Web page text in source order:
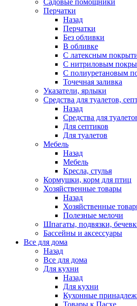
Садовые помощники
Перчатки
Назад
Перчатки
Без обливки
В обливке
С латексным
С нитриловым
С полиуретановым
Точечная заливка
Указатели, ярлыки
Средства для туалетов,
Назад
Средства для
Для септиков
Для туалетов
Мебель
Назад
Мебель
Кресла, стулья
Кормушки, корм для птиц
Хозяйственные товары
Назад
Хозяйственные
Полезные мелочи
Шпагаты, подвязки,
Бассейны и аксессуары
Все для дома
Назад
Все для дома
Для кухни
Назад
Для кухни
Кухонные
Товары к Пасхе